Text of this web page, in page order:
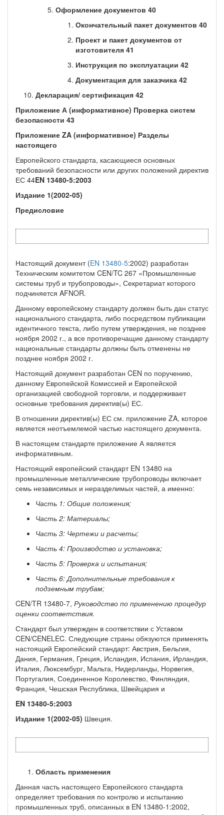
Оформление документов 40
Окончательный пакет документов 40
Проект и пакет документов от
изготовителя 41
Инструкция по эксплуатации 42
Документация для заказчика 42
Декларация/ сертификация 42
Приложение А (информативное) Проверка систем
безопасности 43
Приложение ZA (информативное) Разделы
настоящего
Европейского стандарта, касающиеся основных
требований безопасности или других положений директив
ЕС 44EN 13480-5:2003
Издание 1(2002-05)
Предисловие
Настоящий документ (EN 13480-5:2002) разработан
Техническим комитетом CEN/TC 267 «Промышленные
системы труб и трубопроводы», Секретариат которого
подчиняется AFNOR.
Данному европейскому стандарту должен быть дан статус
национального стандарта, либо посредством публикации
идентичного текста, либо путем утверждения, не позднее
ноября 2002 г., а все противоречащие данному стандарту
национальные стандарты должны быть отменены не
позднее ноября 2002 г.
Настоящий документ разработан CEN по поручению,
данному Европейской Комиссией и Европейской
организацией свободной торговли, и поддерживает
основные требования директив(ы) ЕС.
В отношении директив(ы) ЕС см. приложение ZA, которое
является неотъемлемой частью настоящего документа.
В настоящем стандарте приложение А является
информативным.
Настоящий европейский стандарт EN 13480 на
промышленные металлические трубопроводы включает
семь независимых и неразделимых частей, а именно:
Часть 1: Общие положения;
Часть 2: Материалы;
Часть 3: Чертежи и расчеты;
Часть 4: Производство и установка;
Часть 5: Проверка и испытания;
Часть 6: Дополнительные требования к
подземным трубам;
CEN/TR 13480-7, Руководство по применению процедур
оценки соответствия.
Стандарт был утвержден в соответствии с Уставом
CEN/CENELEC. Следующие страны обязуются применять
настоящий Европейский стандарт: Австрия, Бельгия,
Дания, Германия, Греция, Исландия, Испания, Ирландия,
Италия, Люксембург, Мальта, Нидерланды, Норвегия,
Португалия, Соединенное Королевство, Финляндия,
Франция, Чешская Республика, Швейцария и
EN 13480-5:2003
Издание 1(2002-05) Швеция.
Область применения
Данная часть настоящего Европейского стандарта
определяет требования по контролю и испытанию
промышленных труб, описанных в EN 13480-1:2002,